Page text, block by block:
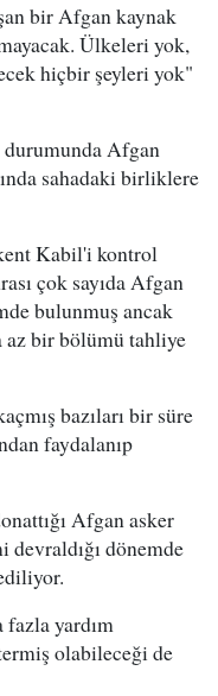
bir Afgan kaynak
Ülkeleri yok,
hiçbir şeyleri yok"
durumunda Afgan
sahadaki birliklere
Kabil'i kontrol
çok sayıda Afgan
bulunmuş ancak
bir bölümü tahliye
bazıları bir süre
faydalanıp
Afgan asker
devraldığı dönemde
yardım
olabileceği de